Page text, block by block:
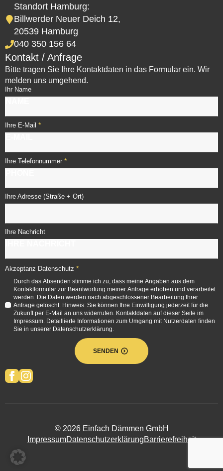
Standort Hamburg:
Billwerder Neuer Deich 12,
20539 Hamburg
040 350 156 64
Kontakt / Anfrage
Bitte tragen Sie Ihre Kontaktdaten in das Formular ein. Wir
melden uns umgehend.
Ihr Name
Ihre E-Mail *
Ihre Telefonnummer *
Ihre Adresse (Straße + Ort)
Ihre Nachricht
Akzeptanz Datenschutz *
Durch das Absenden stimme ich zu, dass meine Angaben aus dem
Kontaktformular zur Beantwortung meiner Anfrage erhoben und verarbeitet
werden. Die Daten werden nach abgeschlossener Bearbeitung Ihrer
Anfrage gelöscht. Hinweis: Sie können Ihre Einwilligung jederzeit für die
Zukunft per E-Mail an uns widerrufen. Kontaktdaten auf dieser Seite im
Impressum. Detaillierte Informationen zum Umgang mit Nutzerdaten finden
Sie in unserer Datenschutzerklärung.
SENDEN
© 2026 Einfach Dämmen GmbH
ImpressumDatenschutzerklärungBarrierefreiheit